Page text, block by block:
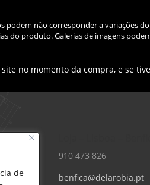
de
podem não corresponder a variações
do produto. Galerias de imagens
no momento da compra, e se
910 473 826
benfica@delarobia.pt